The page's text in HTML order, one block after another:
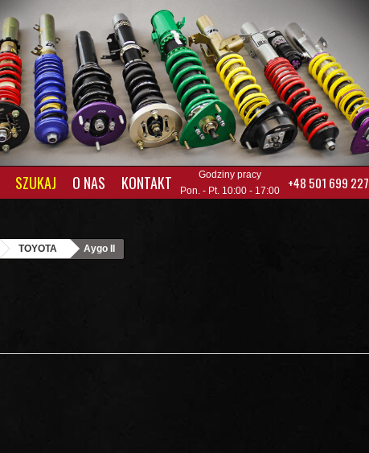
SZUKAJ O NAS KONTAKT
Godziny pracy
Pon. - Pt. 10:00 - 17:00
+48 501 699 227
TOYOTA Aygo II